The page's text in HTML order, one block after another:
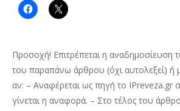
Προσοχή! Επιτρέπεται η αναδημοσίευση
του παραπάνω άρθρου (όχι αυτολεξεί) ή
αν: – Αναφέρεται ως πηγή το IPreveza.gr
γίνεται η αναφορά. – Στο τέλος του